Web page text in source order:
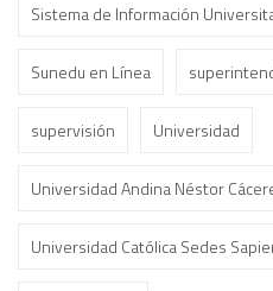
Sistema de Información
Sunedu en Línea
supervisión Universidad
Universidad Andina Néstor
Universidad Católica Sedes